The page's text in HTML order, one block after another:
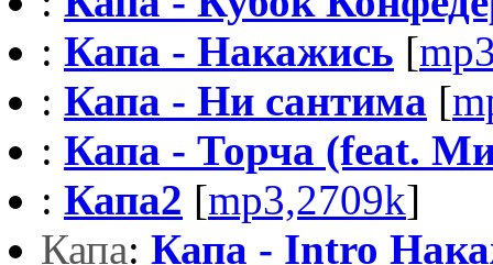
: Капа - Накажись [
: Капа - Ни сантима [
: Капа - Торча (feat.
: Капа2 [mp3,2709k]
Капа: Капа - Intro